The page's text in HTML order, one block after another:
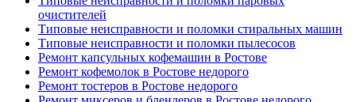
очистителей
Типовые неисправности и поломки стиральных машин
Типовые неисправности и поломки пылесосов
Ремонт капсульных кофемашин в Ростове
Ремонт кофемолок в Ростове недорого
Ремонт тостеров в Ростове недорого